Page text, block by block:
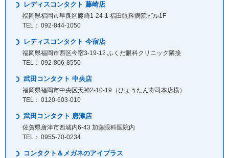
レディスコンタクト 藤崎店
福岡県福岡市早良区藤崎1-24-1 福田眼科病院ビル1F
092-844-1050
レディスコンタクト 今宿店
福岡県福岡市西区今宿3-19-12 ふくだ眼科クリニック隣接
092-806-8550
武田コンタクト 中央店
福岡県福岡市中央区天神2-10-19（ひょうたん寿司本店横）
0120-603-010
武田コンタクト 唐津店
佐賀県唐津市西城内6-43 加藤眼科医院内
0955-70-0234
コンタクト＆メガネのアイプラス